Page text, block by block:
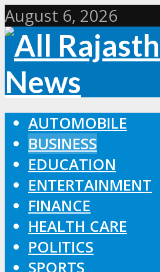
August 6, 2026
AUTOMOBILE
BUSINESS
EDUCATION
ENTERTAINMENT
FINANCE
HEALTH CARE
POLITICS
SPORTS